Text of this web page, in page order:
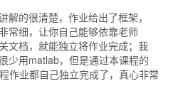
解的很清楚，作业给出了框架，
常细，让你自己能够依靠老师
文档，就能独立将作业完成；我
少用matlab，但是通过本课程的
作业都自己独立完成了，真心非常